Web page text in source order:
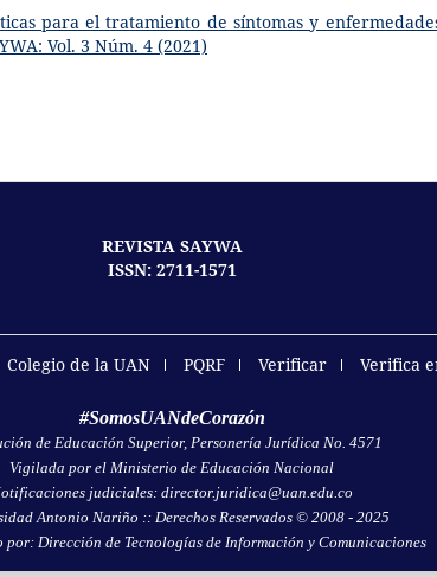
para el tratamiento de síntomas y
Vol. 3 Núm. 4 (2021)
REVISTA SAYWA
ISSN: 2711-1571
Colegio de la UAN PQRF Verificar Verifica
#SomosUANdeCorazón
de Educación Superior, Personería Jurídica No. 4571
Vigilada por el Ministerio de Educación Nacional
judiciales: director.juridica@uan.edu.co
Antonio Nariño :: Derechos Reservados © 2008 - 2025
por: Dirección de Tecnologías de Información y Comunicaciones